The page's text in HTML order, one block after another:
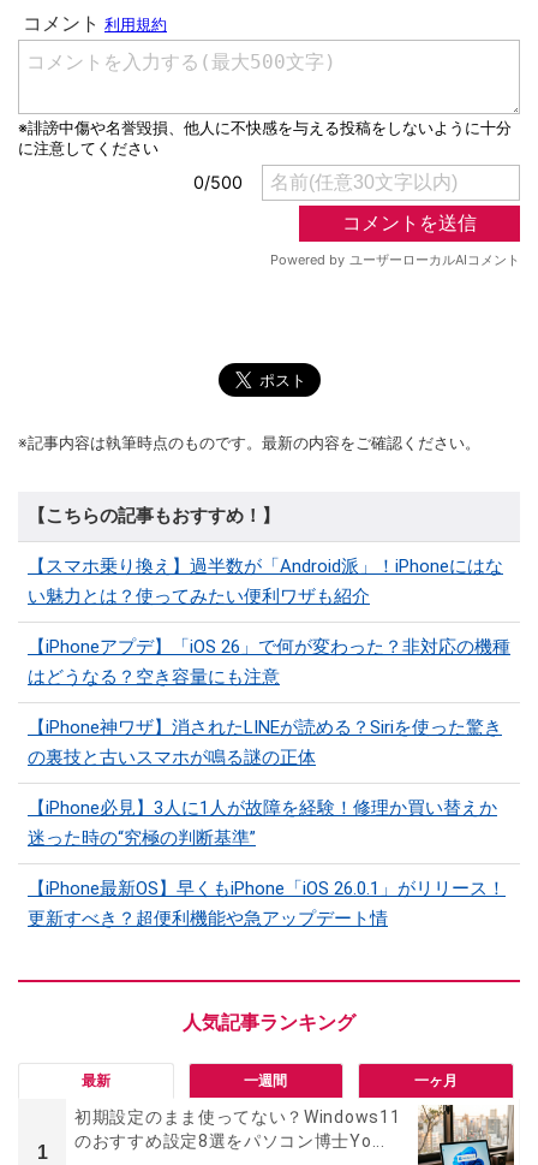
※記事内容は執筆時点のものです。最新の内容をご確認ください。
【こちらの記事もおすすめ！】
【スマホ乗り換え】過半数が「Android派」！iPhoneにはな
い魅力とは？使ってみたい便利ワザも紹介
【iPhoneアプデ】「iOS 26」で何が変わった？非対応の機種
はどうなる？空き容量にも注意
【iPhone神ワザ】消されたLINEが読める？Siriを使った驚き
の裏技と古いスマホが鳴る謎の正体
【iPhone必見】3人に1人が故障を経験！修理か買い替えか
迷った時の“究極の判断基準”
【iPhone最新OS】早くもiPhone「iOS 26.0.1」がリリース！
更新すべき？超便利機能や急アップデート情
最新 一週間 一ヶ月
1
初期設定のまま使ってない？Windows11
のおすすめ設定8選をパソコン博士Yo...